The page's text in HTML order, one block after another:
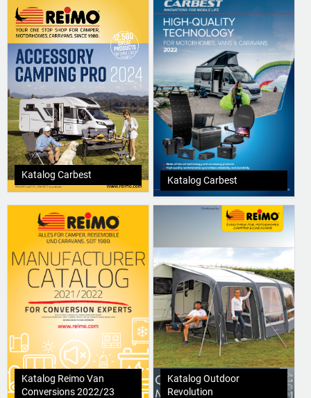
Katalog Carbest
Katalog Carbest
Katalog Reimo Van
Conversions 2022/23
Katalog Outdoor
Revolution